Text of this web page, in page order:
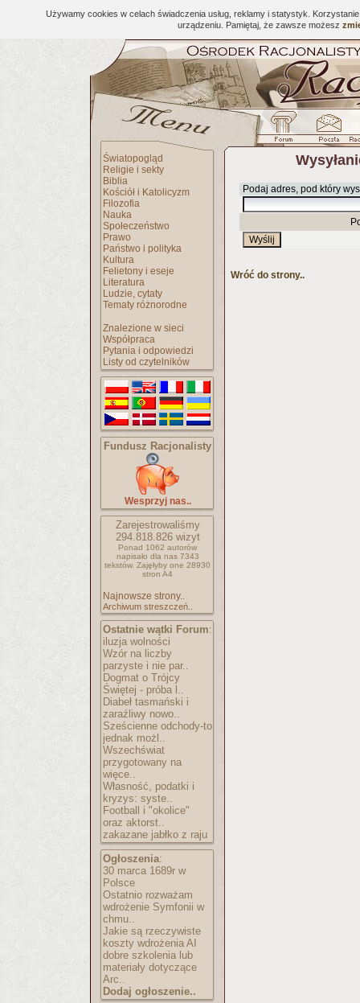
Używamy cookies w celach świadczenia usług, reklamy i statystyk.
urządzeniu. Pamiętaj, że zawsze możesz
Światopogląd
Religie i sekty
Biblia
Kościół i Katolicyzm
Filozofia
Nauka
Społeczeństwo
Prawo
Państwo i polityka
Kultura
Felietony i eseje
Literatura
Ludzie, cytaty
Tematy różnorodne
Znalezione w sieci
Współpraca
Pytania i odpowiedzi
Listy od czytelników
Fundusz Racjonalisty
Wesprzyj nas..
Zarejestrowaliśmy
294.818.826wizyt
Ponad 1062 autorów
napisało dla nas 7343
tekstów. Zajęłyby one 28930
stron A4
Najnowsze strony..
Archiwum streszczeń..
Ostatnie wątki Forum:
iluzja wolności
Wzór na liczby
parzyste i nie par..
Dogmat o Trójcy
Świętej - próba l..
Diabeł tasmański i
zaraźliwy nowo..
Sześcienne odchody-to
jednak możl..
Wszechświat
przygotowany na
więce..
Własność, podatki i
kryzys: syste..
Football i "okolice"
oraz aktorst..
zakazane jabłko z raju
Ogłoszenia:
30 marca 1689r w
Polsce
Ostatnio rozważam
wdrożenie Symfonii w
chmu..
Jakie są rzeczywiste
koszty wdrożenia AI
dobre szkolenia lub
materiały dotyczące
Arc..
Dodaj ogłoszenie..
Podaj adres, pod który
Wróć do strony..